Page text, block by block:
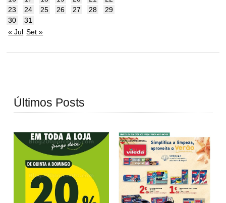
23
24 25 26 27 28
29
30
31
« Jul Set »
Últimos Posts